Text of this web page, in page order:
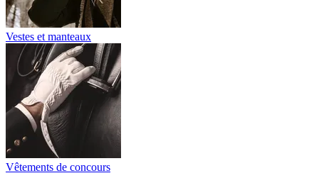
Vestes et manteaux
Vêtements de concours